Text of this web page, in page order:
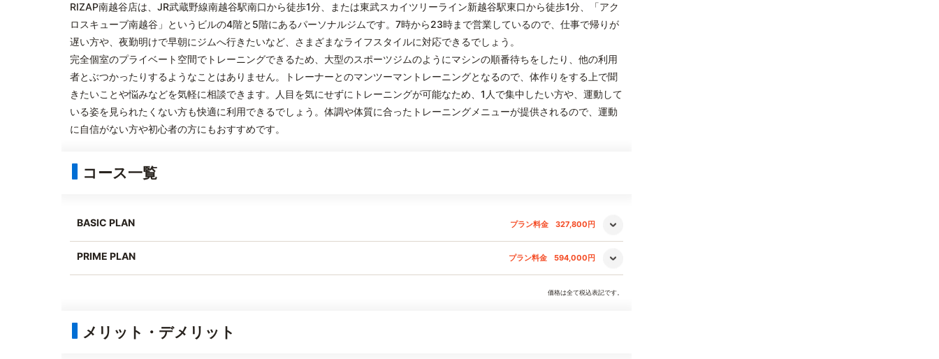
RIZAP南越谷店は、JR武蔵野線南越谷駅南口から徒歩1分、または東武スカイツリーライン新越谷駅東口から徒歩1分、「アク
ロスキューブ南越谷」というビルの4階と5階にあるパーソナルジムです。7時から23時まで営業しているので、仕事で帰りが
遅い方や、夜勤明けで早朝にジムへ行きたいなど、さまざまなライフスタイルに対応できるでしょう。
完全個室のプライベート空間でトレーニングできるため、大型のスポーツジムのようにマシンの順番待ちをしたり、他の利用
者とぶつかったりするようなことはありません。トレーナーとのマンツーマントレーニングとなるので、体作りをする上で聞
きたいことや悩みなどを気軽に相談できます。人目を気にせずにトレーニングが可能なため、1人で集中したい方や、運動して
いる姿を見られたくない方も快適に利用できるでしょう。体調や体質に合ったトレーニングメニューが提供されるので、運動
に自信がない方や初心者の方にもおすすめです。
コース一覧
BASIC PLAN プラン料金 327,800円
PRIME PLAN プラン料金 594,000円
価格は全て税込表記です。
メリット・デメリット